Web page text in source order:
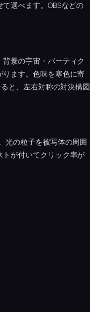
選べます。OBSなどの
景の宇宙・パーティク
ます。色味を寒色に寄
と、左右対称の対決構図
光の粒子を被写体の周囲
が付いてクリック率が